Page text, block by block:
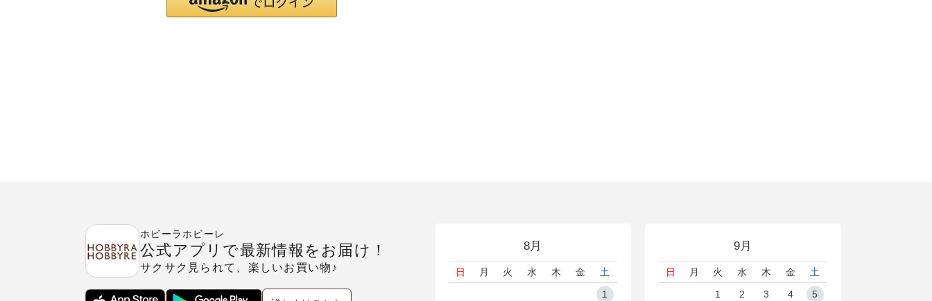
8月
日 月 火 水 木 金
土
1
9月
日 月 火 水 木 金
土
1
2 3 4 5
ホビーラホビーレ
公式アプリで最新情報をお届け！
サクサク見られて、楽しいお買い物♪